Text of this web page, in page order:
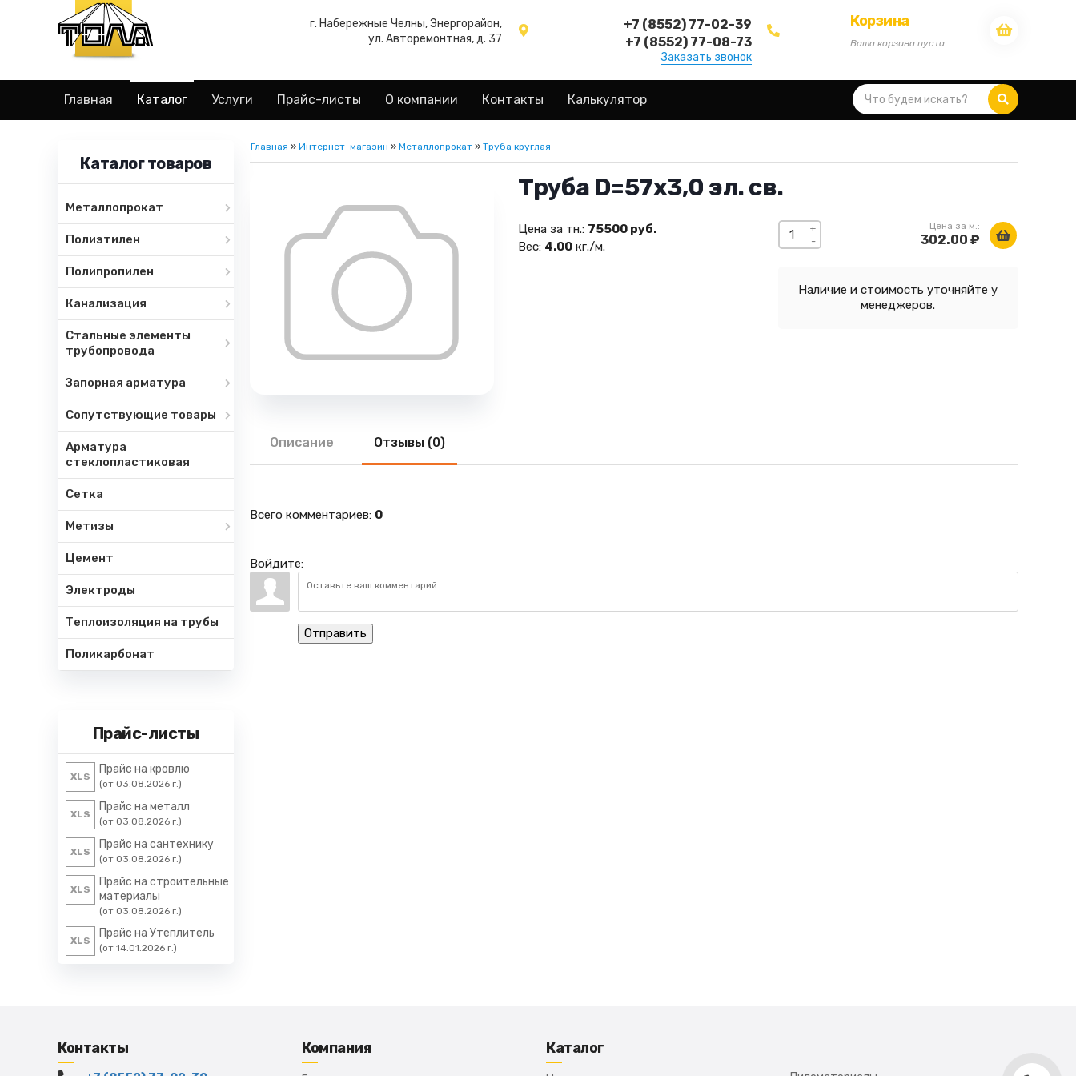
г. Набережные Челны, Энергорайон,
ул. Авторемонтная, д. 37
+7 (8552) 77-02-39
+7 (8552) 77-08-73
Заказать звонок
Корзина
Ваша корзина пуста
Главная Каталог Услуги Прайс-листы О компании Контакты Калькулятор
Каталог товаров
Металлопрокат
Полиэтилен
Полипропилен
Канализация
Стальные элементы
трубопровода
Запорная арматура
Сопутствующие товары
Арматура
стеклопластиковая
Сетка
Метизы
Цемент
Электроды
Теплоизоляция на трубы
Поликарбонат
Прайс-листы
XLS
Прайс на кровлю
(от 03.08.2026 г.)
XLS
Прайс на металл
(от 03.08.2026 г.)
XLS
Прайс на сантехнику
(от 03.08.2026 г.)
XLS
Прайс на строительные
материалы
(от 03.08.2026 г.)
XLS
Прайс на Утеплитель
(от 14.01.2026 г.)
Главная » Интернет-магазин » Металлопрокат » Труба круглая
Труба D=57х3,0 эл. св.
-
+ Цена за м.:
302.00 ₽
Наличие и стоимость уточняйте у
менеджеров.
Цена за тн.: 75500 руб.
Вес: 4.00кг./м.
Описание Отзывы (0)
Всего комментариев: 0
Войдите:
Отправить
Контакты Компания Каталог